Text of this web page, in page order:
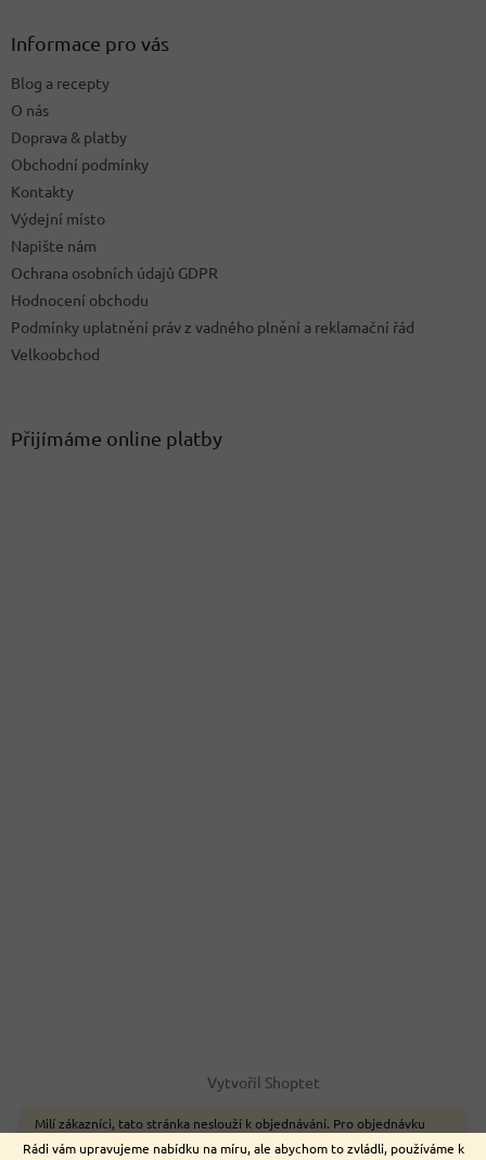
Rádi vám upravujeme nabídku na míru, ale abychom to zvládli, používáme k
Milí zákazníci, tato stránka neslouží k objednávání. Pro objednávku
zboží on-line využijte naše webové stránky www.nemeckyeshop.cz
Informace pro vás
Blog a recepty
O nás
Doprava & platby
Obchodní podmínky
Kontakty
Výdejní místo
Napište nám
Ochrana osobních údajů GDPR
Hodnocení obchodu
Podmínky uplatnění práv z vadného plnění a reklamační řád
Velkoobchod
Přijímáme online platby
Vytvořil Shoptet
Copyright 2026Euromarket. Všechna práva vyhrazena.